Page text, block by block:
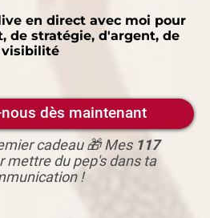
en direct avec moi pour
de stratégie, d'argent, de
visibilité
dès maintenant
cadeau 🎁 Mes117
mettre du pep's dans ta
!